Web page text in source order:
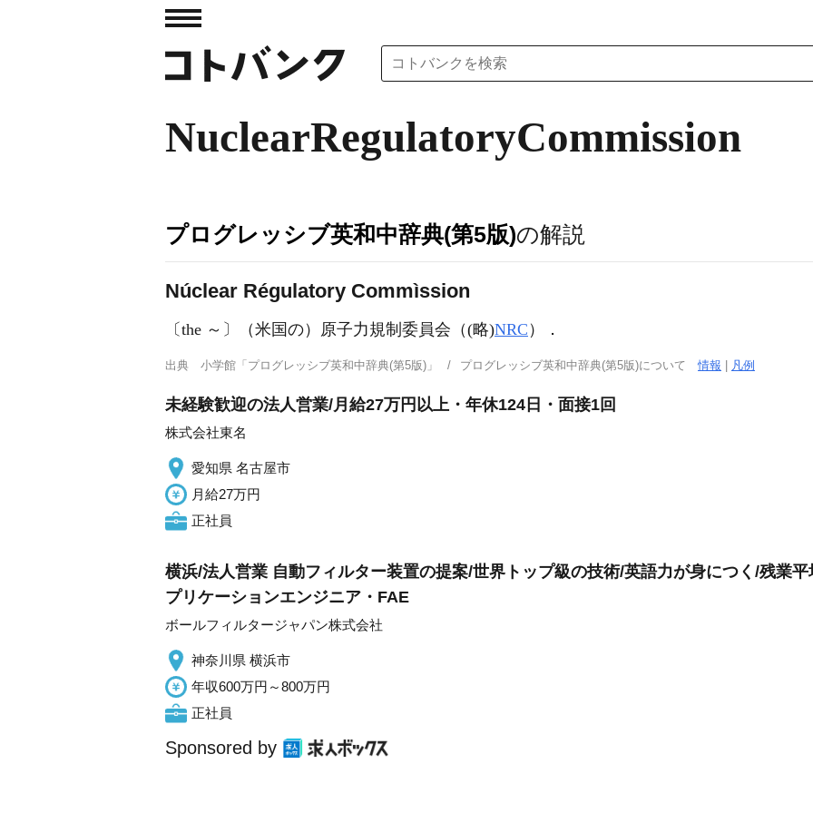
NuclearRegulatoryCommission
プログレッシブ英和中辞典(第5版)の解説
Núclear Régulatory Commìssion
〔the ～〕（米国の）原子力規制委員会（(略)NRC ） ．
出典 小学館「プログレッシブ英和中辞典(第5版)」 プログレッシブ英和中辞典(第5版)について情報 凡例
未経験歓迎の法人営業/月給27万円以上・年休124日・面接1回
株式会社東名
愛知県 名古屋市
月給27万円
正社員
横浜/法人営業 自動フィルター装置の提案/世界トップ級の技術/英語力が身につく/残業
プリケーションエンジニア・FAE
ボールフィルタージャパン株式会社
神奈川県 横浜市
年収600万円～800万円
正社員
Sponsored by